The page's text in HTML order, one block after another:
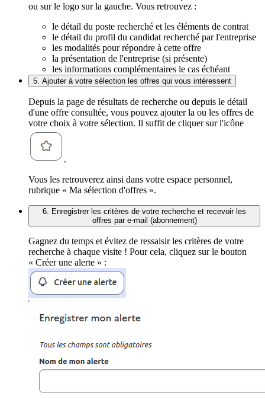
ou sur le logo sur la gauche. Vous retrouvez :
le détail du poste recherché et les éléments de contrat
le détail du profil du candidat recherché par l'entreprise
les modalités pour répondre à cette offre
la présentation de l'entreprise (si présente)
les informations complémentaires le cas échéant
5. Ajouter à votre sélection les offres qui vous intéressent
Depuis la page de résultats de recherche ou depuis le détail
d'une offre consultée, vous pouvez ajouter la ou les offres de
votre choix à votre sélection. Il suffit de cliquer sur l'icône
.
Vous les retrouverez ainsi dans votre espace personnel,
rubrique « Ma sélection d'offres ».
6. Enregistrer les critères de votre recherche et recevoir les
offres par e-mail (abonnement)
Gagnez du temps et évitez de ressaisir les critères de votre
recherche à chaque visite ! Pour cela, cliquez sur le bouton
« Créer une alerte » :